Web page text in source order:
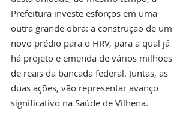
Prefeitura investe esforços em uma
outra grande obra: a construção de um
novo prédio para o HRV, para a qual já
há projeto e emenda de vários milhões
de reais da bancada federal. Juntas, as
duas ações, vão representar avanço
significativo na Saúde de Vilhena.